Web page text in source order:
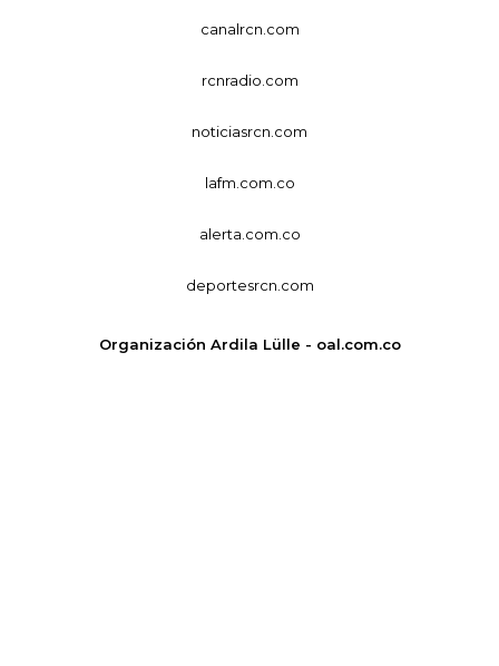
canalrcn.com
rcnradio.com
noticiasrcn.com
lafm.com.co
alerta.com.co
deportesrcn.com
Organización Ardila Lülle - oal.com.co